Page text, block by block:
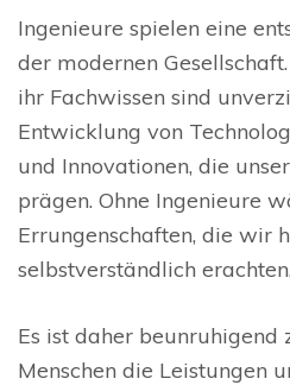
Ingenieure spielen eine
der modernen
ihr Fachwissen sind
Entwicklung von
und Innovationen, die
prägen. Ohne Ingenieure
Errungenschaften, die wir
selbstverständlich
Es ist daher beunruhigend
Menschen die Leistungen